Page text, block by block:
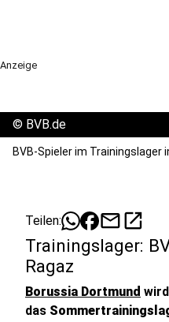
Anzeige
© BVB.de
BVB-Spieler im Trainingslager
Teilen: mailopen_in_new
Trainingslager:
Ragaz
Borussia Dortmund
das